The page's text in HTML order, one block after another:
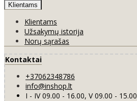
Klientams
Klientams
Užsakymų istorija
Norų sąrašas
Kontaktai
+37062348786
info@inshop.lt
I - IV 09.00 - 16.00, V 09.00 - 15.00